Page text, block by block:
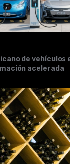
de
acelerada